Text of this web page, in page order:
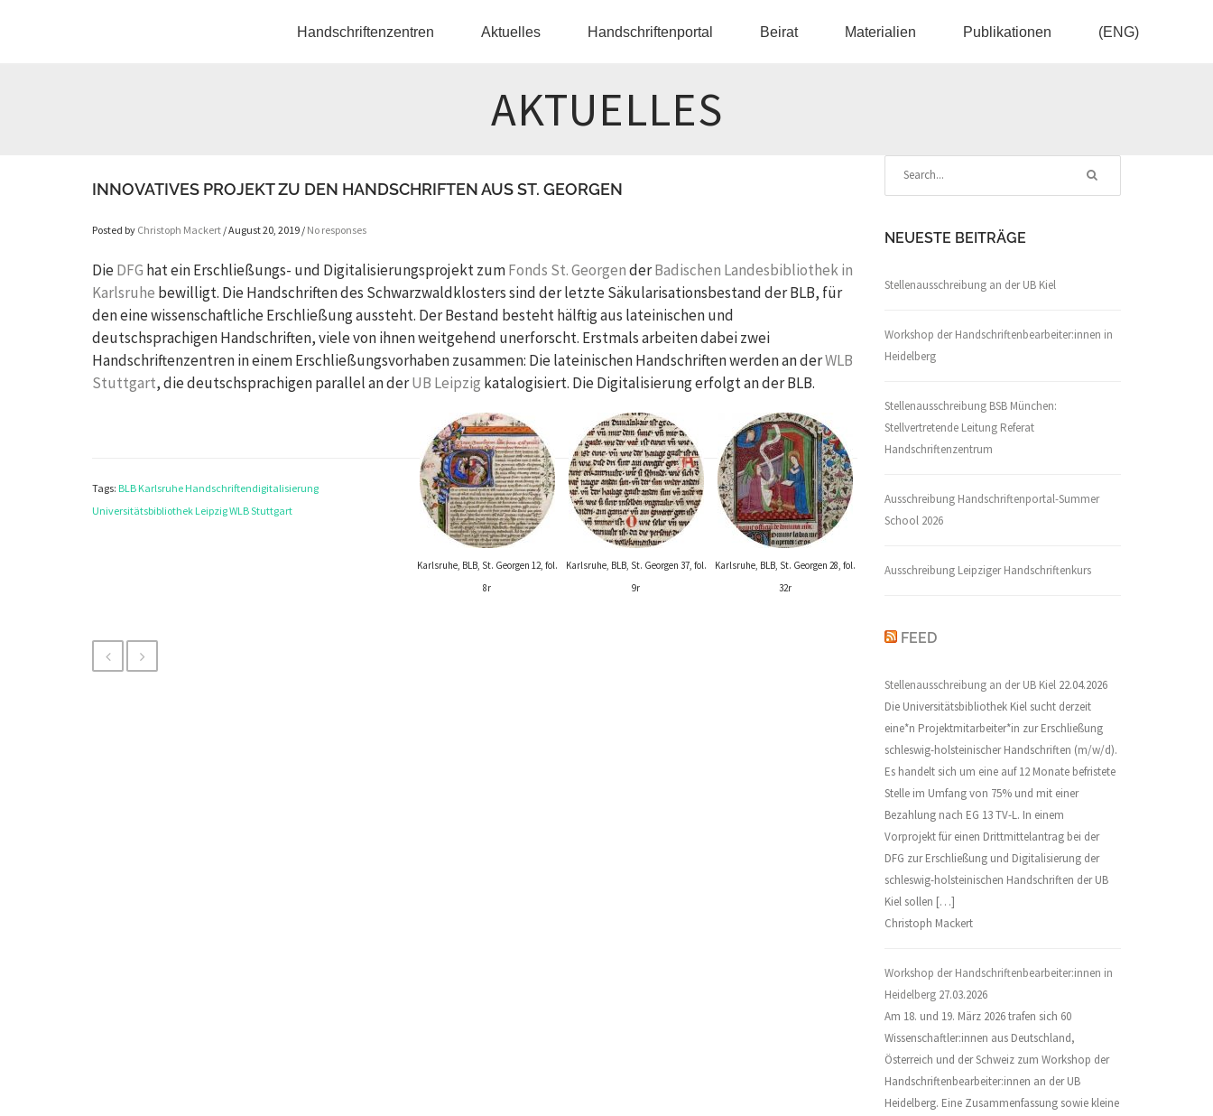
Handschriftenzentren Aktuelles Handschriftenportal Beirat Materialien Publikationen (ENG)
AKTUELLES
INNOVATIVES PROJEKT ZU DEN HANDSCHRIFTEN AUS ST. GEORGEN
Posted by Christoph Mackert / August 20, 2019 / No responses
DieDFG hat ein Erschließungs- und Digitalisierungsprojekt zumFonds St. GeorgenderBadischen Landesbibliothek in
Karlsruhe bewilligt. Die Handschriften des Schwarzwaldklosters sind der letzte Säkularisationsbestand der BLB, für
den eine wissenschaftliche Erschließung aussteht. Der Bestand besteht hälftig aus lateinischen und
deutschsprachigen Handschriften, viele von ihnen weitgehend unerforscht. Erstmals arbeiten dabei zwei
Handschriftenzentren in einem Erschließungsvorhaben zusammen: Die lateinischen Handschriften werden an derWLB
Stuttgart, die deutschsprachigen parallel an derUB Leipzig katalogisiert. Die Digitalisierung erfolgt an der BLB.
Karlsruhe, BLB, St. Georgen 28, fol.
32r
Karlsruhe, BLB, St. Georgen 37, fol.
9r
Karlsruhe, BLB, St. Georgen 12, fol.
8r
Tags: BLB Karlsruhe Handschriftendigitalisierung
Universitätsbibliothek LeipzigWLB Stuttgart
NEUESTE BEITRÄGE
Stellenausschreibung an der UB Kiel
Workshop der Handschriftenbearbeiter:innen in
Heidelberg
Stellenausschreibung BSB München:
Stellvertretende Leitung Referat
Handschriftenzentrum
Ausschreibung Handschriftenportal-Summer
School 2026
Ausschreibung Leipziger Handschriftenkurs
FEED
Stellenausschreibung an der UB Kiel 22.04.2026
Die Universitätsbibliothek Kiel sucht derzeit
eine*n Projektmitarbeiter*in zur Erschließung
schleswig-holsteinischer Handschriften (m/w/d).
Es handelt sich um eine auf 12 Monate befristete
Stelle im Umfang von 75% und mit einer
Bezahlung nach EG 13 TV-L. In einem
Vorprojekt für einen Drittmittelantrag bei der
DFG zur Erschließung und Digitalisierung der
schleswig-holsteinischen Handschriften der UB
Kiel sollen […]
Christoph Mackert
Workshop der Handschriftenbearbeiter:innen in
Heidelberg 27.03.2026
Am 18. und 19. März 2026 trafen sich 60
Wissenschaftler:innen aus Deutschland,
Österreich und der Schweiz zum Workshop der
Handschriftenbearbeiter:innen an der UB
Heidelberg. Eine Zusammenfassung sowie kleine